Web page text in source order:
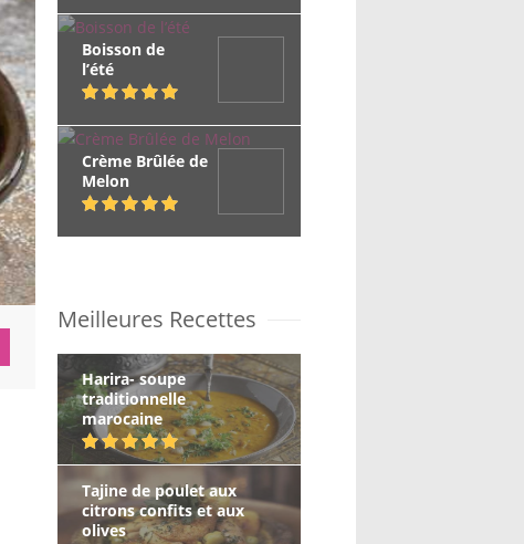
Boisson de
l’été
Crème Brûlée de
Melon
Meilleures Recettes
Harira- soupe
traditionnelle
marocaine
Tajine de poulet aux
citrons confits et aux
olives